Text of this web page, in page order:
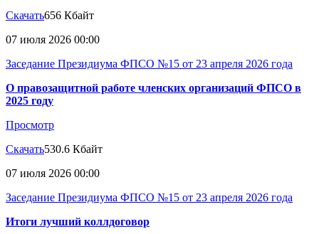
Скачать656 Кбайт
07 июля 2026 00:00
Заседание Президиума ФПСО №15 от 23 апреля 2026 года
О правозащитной работе членских организаций ФПСО в
2025 году
Просмотр
Скачать530.6 Кбайт
07 июля 2026 00:00
Заседание Президиума ФПСО №15 от 23 апреля 2026 года
Итоги лучший коллдоговор